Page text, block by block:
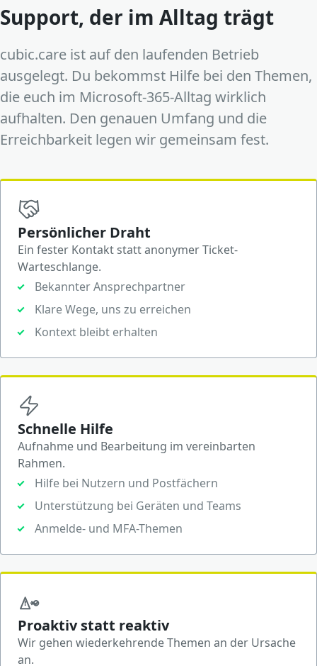
Support, der im Alltag trägt
cubic.care ist auf den laufenden Betrieb
ausgelegt. Du bekommst Hilfe bei den Themen,
die euch im Microsoft-365-Alltag wirklich
aufhalten. Den genauen Umfang und die
Erreichbarkeit legen wir gemeinsam fest.
Persönlicher Draht
Ein fester Kontakt statt anonymer Ticket-
Warteschlange.
Bekannter Ansprechpartner
Klare Wege, uns zu erreichen
Kontext bleibt erhalten
Schnelle Hilfe
Aufnahme und Bearbeitung im vereinbarten
Rahmen.
Hilfe bei Nutzern und Postfächern
Unterstützung bei Geräten und Teams
Anmelde- und MFA-Themen
Proaktiv statt reaktiv
Wir gehen wiederkehrende Themen an der Ursache
an.